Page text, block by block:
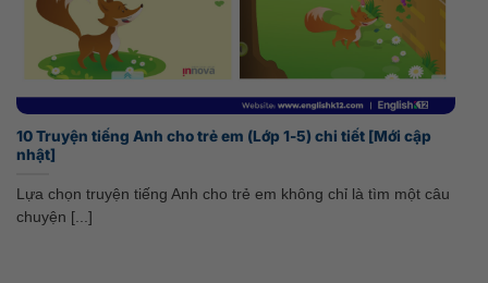
10 Truyện tiếng Anh cho trẻ em (Lớp 1-5) chi tiết [Mới cập
nhật]
Lựa chọn truyện tiếng Anh cho trẻ em không chỉ là tìm một câu
chuyện [...]